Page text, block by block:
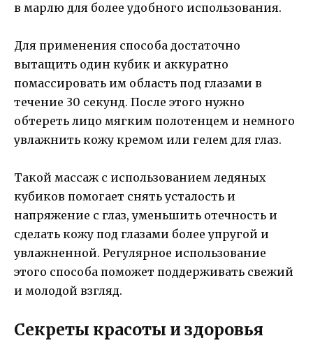
в марлю для более удобного использования.
Для применения способа достаточно
вытащить один кубик и аккуратно
помассировать им область под глазами в
течение 30 секунд. После этого нужно
обтереть лицо мягким полотенцем и немного
увлажнить кожу кремом или гелем для глаз.
Такой массаж с использованием ледяных
кубиков помогает снять усталость и
напряжение с глаз, уменьшить отечность и
сделать кожу под глазами более упругой и
увлажненной. Регулярное использование
этого способа поможет поддерживать свежий
и молодой взгляд.
Секреты красоты и здоровья